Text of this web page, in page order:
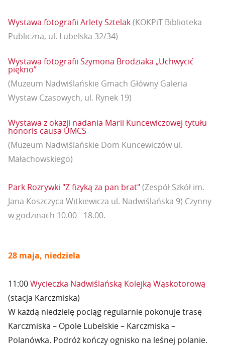
Wystawa fotografii Arlety Sztelak(KOKPiT Biblioteka
Publiczna, ul. Lubelska 32/34)
Wystawa fotografii Szymona Brodziaka „Uchwycić
piękno”
(Muzeum Nadwiślańskie Gmach Główny Galeria
Wystaw Czasowych, ul. Rynek 19)
Wystawa z okazji nadania Marii Kuncewiczowej tytułu
honoris causa UMCS
(Muzeum Nadwiślańskie Dom Kuncewiczów ul.
Małachowskiego)
Park Rozrywki "Z fizyką za pan brat"(Zespół Szkół im.
Jana Koszczyca Witkiewicza ul. Nadwiślańska 9) Czynny
w godzinach 10.00 - 18.00.
28 maja, niedziela
11:00Wycieczka Nadwiślańską Kolejką Wąskotorową
(stacja Karczmiska)
W każdą niedzielę pociąg regularnie pokonuje trasę
Karczmiska – Opole Lubelskie – Karczmiska –
Polanówka. Podróż kończy ognisko na leśnej polanie.